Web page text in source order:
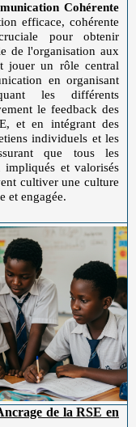
Cohérente
efficace, cohérente
pour obtenir
de l'organisation aux
jouer un rôle central
en organisant
les différents
le feedback des
et en intégrant des
individuels et les
que tous les
impliqués et valorisés
cultiver une culture
et engagée.
de la RSE en